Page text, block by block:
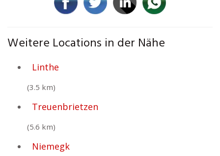
Weitere Locations in der Nähe
Linthe
(3.5 km)
Treuenbrietzen
(5.6 km)
Niemegk